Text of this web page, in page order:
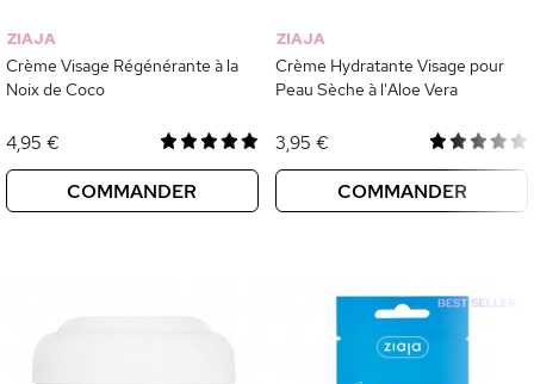
ZIAJA
Crème Visage Régénérante à la
Noix de Coco
4,95 €
COMMANDER
ZIAJA
Crème Hydratante Visage pour
Peau Sèche à l'Aloe Vera
3,95 €
COMMANDER